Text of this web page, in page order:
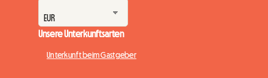
Unsere Unterkunftsarten
Unterkunft beim Gastgeber